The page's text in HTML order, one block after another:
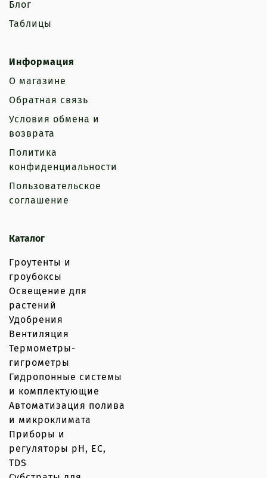
Блог
Таблицы
Информация
О магазине
Обратная связь
Условия обмена и
возврата
Политика
конфиденциальности
Пользовательское
соглашение
Каталог
Гроутенты и
гроубоксы
Освещение для
растений
Удобрения
Вентиляция
Термометры-
гигрометры
Гидропонные системы
и комплектующие
Автоматизация полива
и микроклимата
Приборы и
регуляторы рН, EC,
TDS